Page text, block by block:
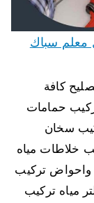
55850065 افضل معلم سباك
كافة
حمامات
سخان
خلاطات مياه
واحواض تركيب
مياه تركيب